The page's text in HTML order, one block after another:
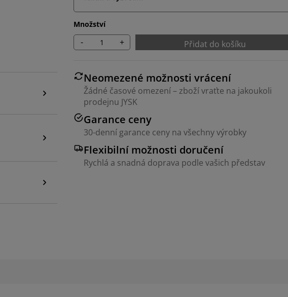
Množství
- + Přidat do košíku
Neomezené možnosti vrácení
Žádné časové omezení – zboží vraťte na jakoukoli
prodejnu JYSK
Garance ceny
30-denní garance ceny na všechny výrobky
Flexibilní možnosti doručení
Rychlá a snadná doprava podle vašich představ